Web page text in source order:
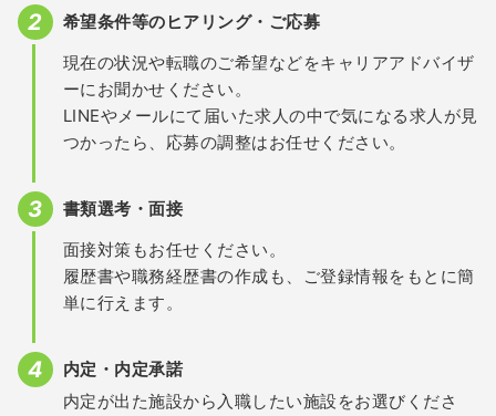
希望条件等のヒアリング・ご応募
現在の状況や転職のご希望などをキャリアアドバイザ
ーにお聞かせください。
LINEやメールにて届いた求人の中で気になる求人が見
つかったら、応募の調整はお任せください。
書類選考・面接
面接対策もお任せください。
履歴書や職務経歴書の作成も、ご登録情報をもとに簡
単に行えます。
内定・内定承諾
内定が出た施設から入職したい施設をお選びくださ